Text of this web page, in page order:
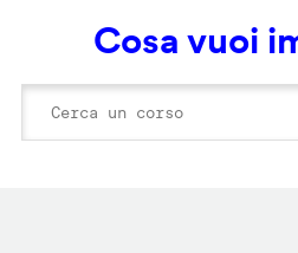
Cosa vuoi